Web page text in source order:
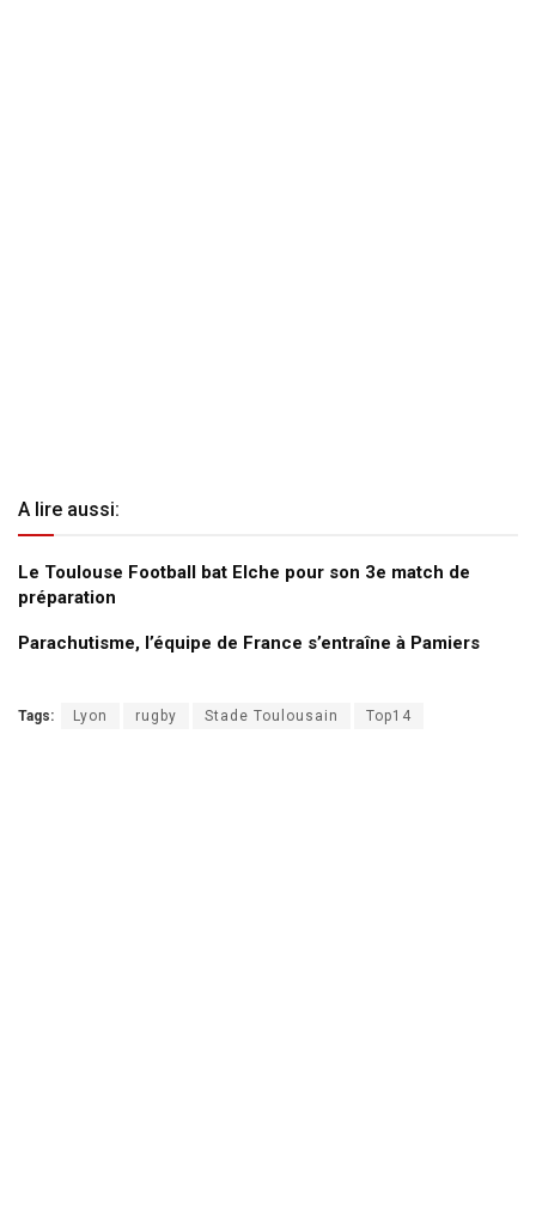
A lire aussi:
Le Toulouse Football bat Elche pour son 3e match de
préparation
Parachutisme, l’équipe de France s’entraîne à Pamiers
Tags: Lyon rugby Stade Toulousain Top14